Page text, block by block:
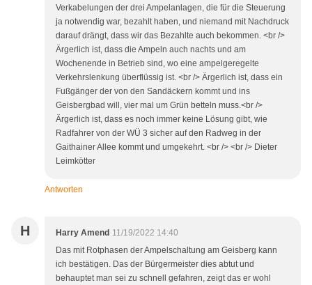
Verkabelungen der drei Ampelanlagen, die für die Steuerung
ja notwendig war, bezahlt haben, und niemand mit Nachdruck
darauf drängt, dass wir das Bezahlte auch bekommen. <br />
Ärgerlich ist, dass die Ampeln auch nachts und am
Wochenende in Betrieb sind, wo eine ampelgeregelte
Verkehrslenkung überflüssig ist. <br /> Ärgerlich ist, dass ein
Fußgänger der von den Sandäckern kommt und ins
Geisbergbad will, vier mal um Grün betteln muss.<br />
Ärgerlich ist, dass es noch immer keine Lösung gibt, wie
Radfahrer von der WÜ 3 sicher auf den Radweg in der
Gaithainer Allee kommt und umgekehrt. <br /> <br /> Dieter
Leimkötter
Antworten
H Harry Amend 11/19/2022 14:40
Das mit Rotphasen der Ampelschaltung am Geisberg kann
ich bestätigen. Das der Bürgermeister dies abtut und
behauptet man sei zu schnell gefahren, zeigt das er wohl